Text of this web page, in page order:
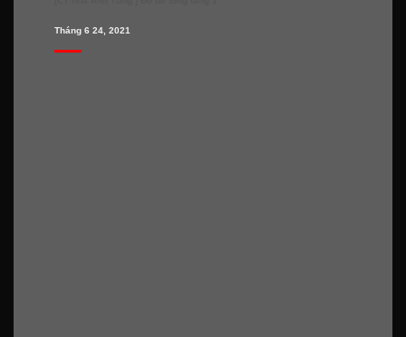
Tháng 6 24, 2021